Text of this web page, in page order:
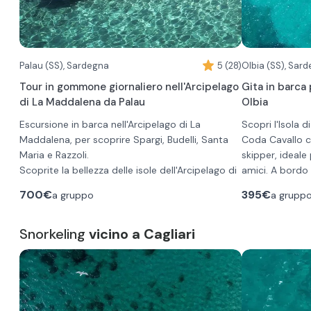
Palau (SS), Sardegna 5 (28)
Tour in gommone giornaliero nell'Arcipelago
di La Maddalena da Palau
Escursione in barca nell'Arcipelago di La
Maddalena, per scoprire Spargi, Budelli, Santa
Maria e Razzoli.
Scoprite la bellezza delle isole dell'Arcipelago di
su misura per coppie, amici o famiglie.
comfort, il gommone MAXI RIB di 10 metri è
dotato di Ampio divano semicircolare, due aree
prendisole a prua e poppa con tendalino
parasole, plancetta con scaletta per risalire
facilmente dopo il bagno e doccia con acqua
dolce.
La partenza è prevista attorno alle 9:00 e
insieme allo skipper potrete scegliere le tappe
migliori in cui fare delle soste per il bagno in
700€a gruppo
Olbia (SS),
Gita in barca
Olbia
Scopri l'Isola
Coda Cavallo
skipper,
amici. A
Marina di
Durante la
per fare un
canoa.
È consigliato
costume, un
395€a
Snorkeling vicino a Cagliari